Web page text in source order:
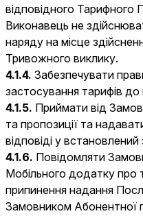
відповідного Тарифного
Виконавець не
наряду на місце
Тривожного виклику.
4.1.4. Забезпечувати
застосування тарифів
4.1.5. Приймати від
та пропозиції та
відповіді у
4.1.6. Повідомляти
Мобільного додатку про
припинення надання
Замовником Абонентної